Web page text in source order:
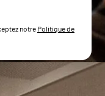
notre Politique de